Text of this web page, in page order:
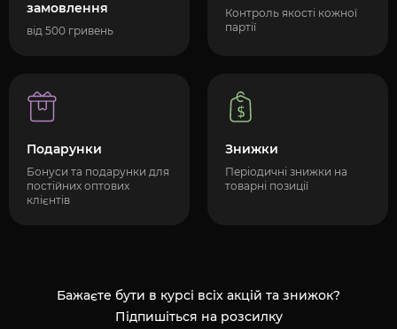
замовлення
від 500 гривень
Контроль якості кожної
партії
Подарунки
Бонуси та подарунки для
постійних оптових
клієнтів
Знижки
Періодичні знижки на
товарні позиції
Бажаєте бути в курсі всіх акцій та знижок?
Підпишіться на розсилку